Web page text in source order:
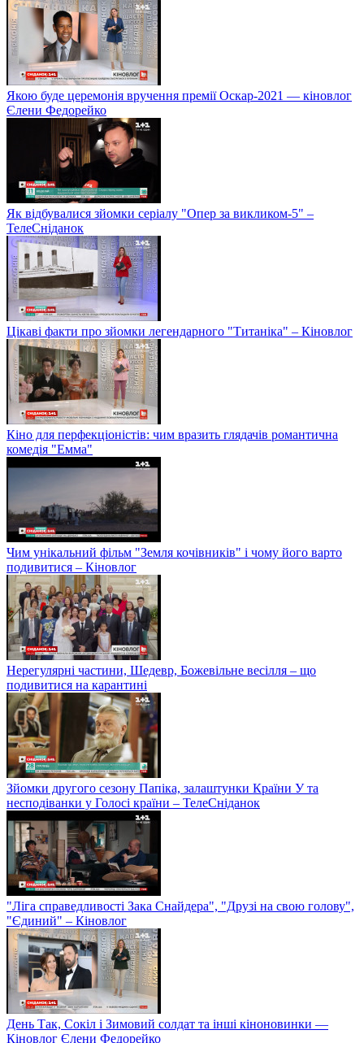
Якою буде церемонія вручення премії Оскар-2021 — кіновлог
Єлени Федорейко
Як відбувалися зйомки серіалу "Опер за викликом-5" –
ТелеСніданок
Цікаві факти про зйомки легендарного "Титаніка" – Кіновлог
Кіно для перфекціоністів: чим вразить глядачів романтична
комедія "Емма"
Чим унікальний фільм "Земля кочівників" і чому його варто
подивитися – Кіновлог
Нерегулярні частини, Шедевр, Божевільне весілля – що
подивитися на карантині
Зйомки другого сезону Папіка, залаштунки Країни У та
несподіванки у Голосі країни – ТелеСніданок
"Ліга справедливості Зака Снайдера", "Друзі на свою голову",
"Єдиний" – Кіновлог
День Так, Сокіл і Зимовий солдат та інші кіноновинки —
Кіновлог Єлени Федорейко